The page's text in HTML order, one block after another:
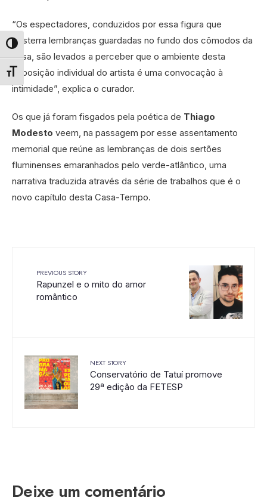
Alternar alto contraste
Alternar tamanho da fonte
“Os espectadores, conduzidos por essa figura que
desterra lembranças guardadas no fundo dos cômodos da
casa, são levados a perceber que o ambiente desta
exposição individual do artista é uma convocação à
intimidade”, explica o curador.
Os que já foram fisgados pela poética de Thiago
Modesto veem, na passagem por esse assentamento
memorial que reúne as lembranças de dois sertões
fluminenses emaranhados pelo verde-atlântico, uma
narrativa traduzida através da série de trabalhos que é o
novo capítulo desta Casa-Tempo.
PREVIOUS STORY
Rapunzel e o mito do amor
romântico
NEXT STORY
Conservatório de Tatuí promove
29ª edição da FETESP
Deixe um comentário